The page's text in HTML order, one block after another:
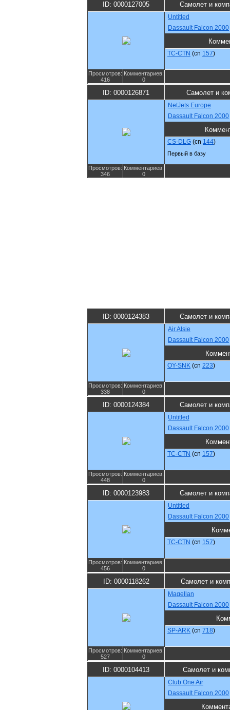
ID: 0000127005 Самолет и
Untitled
Dassault Falcon 2000
TC-CTN (cn 157)
Просмотров:
416
Комментариев:
0
ID: 0000126871 Самолет и
NetJets Europe
Dassault Falcon 2000
CS-DLG (cn 144)
Первый в базу
Просмотров:
346
Комментариев:
0
ID: 0000124383 Самолет и
Air Alsie
Dassault Falcon 2000
OY-SNK (cn 223)
Просмотров:
338
Комментариев:
0
ID: 0000124384 Самолет и
Untitled
Dassault Falcon 2000
TC-CTN (cn 157)
Просмотров:
448
Комментариев:
0
ID: 0000123983 Самолет и
Untitled
Dassault Falcon 2000
TC-CTN (cn 157)
Просмотров:
456
Комментариев:
0
ID: 0000118262 Самолет и
Magellan
Dassault Falcon 2000
SP-ARK (cn 718)
Просмотров:
527
Комментариев:
0
ID: 0000104413 Самолет и
Club One Air
Dassault Falcon 2000